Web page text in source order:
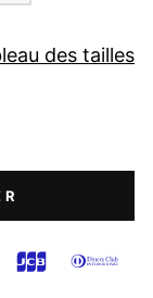
des tailles